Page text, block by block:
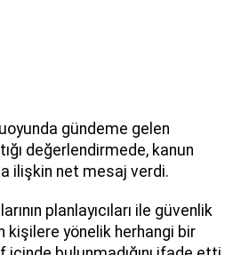
gündeme gelen
değerlendirmede, kanun
ilişkin net mesaj verdi.
planlayıcıları ile güvenlik
kişilere yönelik herhangi bir